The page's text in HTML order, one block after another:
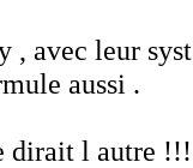
, avec leur
aussi .
dirait l autre !!!